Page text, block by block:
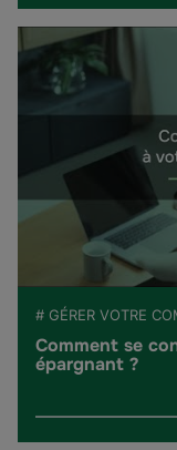
# GÉRER VOTRE
Comment se
épargnant ?